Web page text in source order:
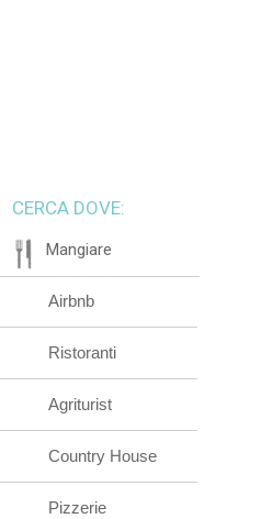
CERCA DOVE:
Mangiare
Airbnb
Ristoranti
Agriturist
Country House
Pizzerie